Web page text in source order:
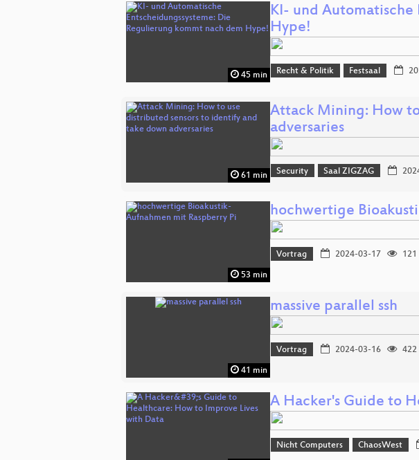
45 min
KI- und Automatische
Hype!
Recht & Politik Festsaal
61 min
Attack Mining: How
adversaries
Security Saal ZIGZAG
53 min
hochwertige
Vortrag 2024-03-17 121
41 min
massive parallel ssh
Vortrag 2024-03-16 422
A Hacker's Guide to
Nicht Computers ChaosWest